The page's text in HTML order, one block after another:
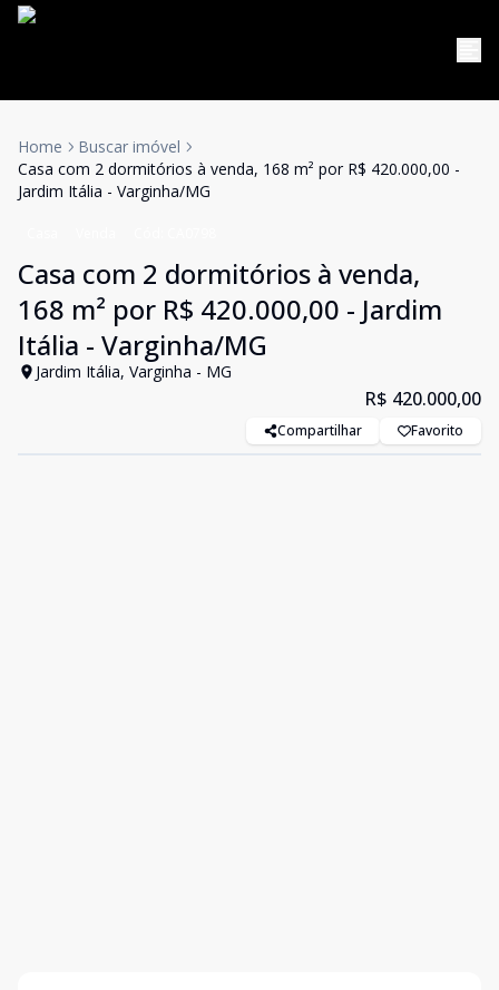
Home
Buscar imóvel
Casa com 2 dormitórios à venda, 168 m² por R$ 420.000,00 -
Jardim Itália - Varginha/MG
Casa com 2 dormitórios à venda,
168 m² por R$ 420.000,00 - Jardim
Itália - Varginha/MG
Jardim Itália, Varginha - MG
R$ 420.000,00
Compartilhar Favorito